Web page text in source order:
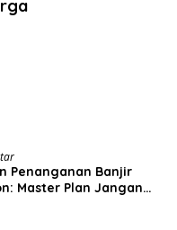
Penanganan Banjir
Master Plan Jangan